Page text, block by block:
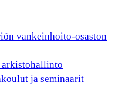
vankeinhoito-osaston
arkistohallinto
ja seminaarit